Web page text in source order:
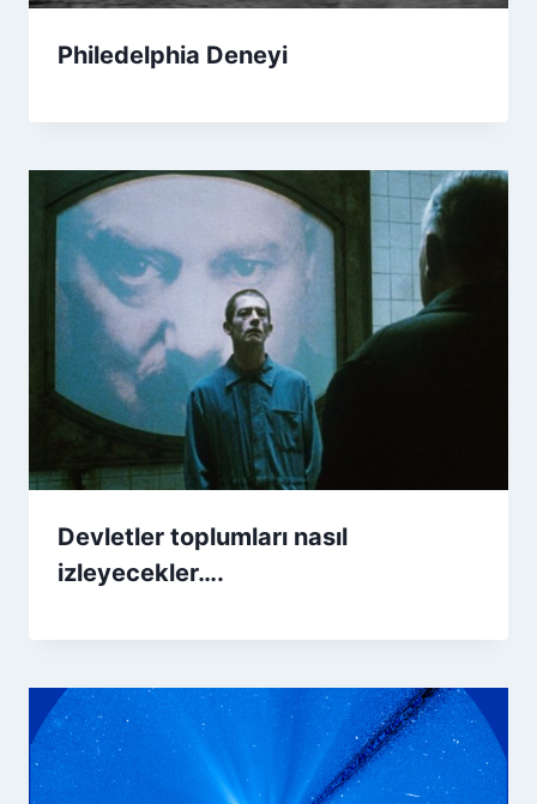
Philedelphia Deneyi
Devletler toplumları nasıl
izleyecekler….